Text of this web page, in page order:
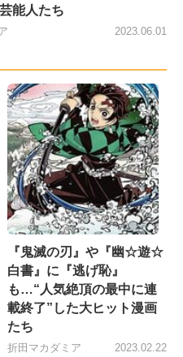
能人たち
2023.06.01
『鬼滅の刃』や『幽☆遊☆
白書』に『逃げ恥』
も…“人気絶頂の最中に連
載終了”した大ヒット漫画
たち
折田マカダミア
2023.02.22